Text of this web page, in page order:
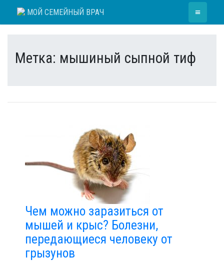
МОЙ СЕМЕЙНЫЙ ВРАЧ ≡
Метка: мышиный сыпной тиф
Чем можно заразиться от
мышей и крыс? Болезни,
передающиеся человеку от
грызунов